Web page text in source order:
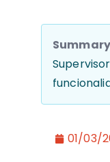
01/03/